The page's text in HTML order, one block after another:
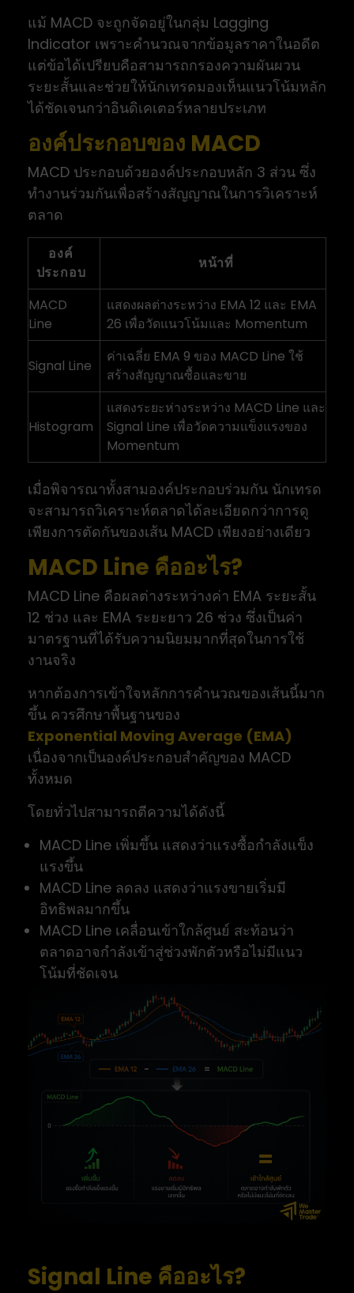
แม้ MACD จะถูกจัดอยู่ในกลุ่ม Lagging
Indicator เพราะคำนวณจากข้อมูลราคาในอดีต
แต่ข้อได้เปรียบคือสามารถกรองความผันผวน
ระยะสั้นและช่วยให้นักเทรดมองเห็นแนวโน้มหลัก
ได้ชัดเจนกว่าอินดิเคเตอร์หลายประเภท
องค์ประกอบของ MACD
MACD ประกอบด้วยองค์ประกอบหลัก 3 ส่วน ซึ่ง
ทำงานร่วมกันเพื่อสร้างสัญญาณในการวิเคราะห์
ตลาด
องค์
ประกอบ
หน้าที่
MACD
Line
แสดงผลต่างระหว่าง EMA 12 และ EMA
26 เพื่อวัดแนวโน้มและ Momentum
Signal Line
ค่าเฉลี่ย EMA 9 ของ MACD Line ใช้
สร้างสัญญาณซื้อและขาย
Histogram
แสดงระยะห่างระหว่าง MACD Line และ
Signal Line เพื่อวัดความแข็งแรงของ
Momentum
เมื่อพิจารณาทั้งสามองค์ประกอบร่วมกัน นักเทรด
จะสามารถวิเคราะห์ตลาดได้ละเอียดกว่าการดู
เพียงการตัดกันของเส้น MACD เพียงอย่างเดียว
MACD Line คืออะไร?
MACD Line คือผลต่างระหว่างค่า EMA ระยะสั้น
12 ช่วง และ EMA ระยะยาว 26 ช่วง ซึ่งเป็นค่า
มาตรฐานที่ได้รับความนิยมมากที่สุดในการใช้
งานจริง
หากต้องการเข้าใจหลักการคำนวณของเส้นนี้มาก
ขึ้น ควรศึกษาพื้นฐานของ
Exponential Moving Average (EMA)
เนื่องจากเป็นองค์ประกอบสำคัญของ MACD
ทั้งหมด
โดยทั่วไปสามารถตีความได้ดังนี้
MACD Line เพิ่มขึ้น แสดงว่าแรงซื้อกำลังแข็ง
แรงขึ้น
MACD Line ลดลง แสดงว่าแรงขายเริ่มมี
อิทธิพลมากขึ้น
MACD Line เคลื่อนเข้าใกล้ศูนย์ สะท้อนว่า
ตลาดอาจกำลังเข้าสู่ช่วงพักตัวหรือไม่มีแนว
โน้มที่ชัดเจน
Signal Line คืออะไร?